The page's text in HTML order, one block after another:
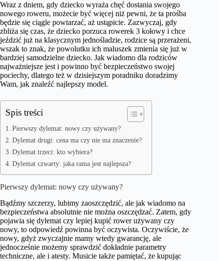
Wraz z dniem, gdy dziecko wyraża chęć dostania swojego
nowego roweru, możecie być więcej niż pewni, że ta prośba
będzie się ciągle powtarzać, aż ustąpicie. Zazwyczaj, gdy
zbliża się czas, że dziecko porzuca rowerek 3 kołowy i chce
jeździć już na klasycznym jednośladzie, rodzice są przerażeni,
wszak to znak, że powolutku ich maluszek zmienia się już w
bardziej samodzielne dziecko. Jak wiadomo dla rodziców
najważniejsze jest i powinno być bezpieczeństwo swojej
pociechy, dlatego też w dzisiejszym poradniku doradzimy
Wam, jak znaleźć najlepszy model.
Spis treści
Pierwszy dylemat: nowy czy używany?
Dylemat drugi: cena ma czy nie ma znaczenie?
Dylemat trzeci: kto wybiera?
Dylemat czwarty: jaka rama jest najlepsza?
Pierwszy dylemat: nowy czy używany?
Bądźmy szczerzy, lubimy zaoszczędzić, ale jak wiadomo na
bezpieczeństwa absolutnie nie można oszczędzać. Zatem, gdy
pojawia się dylemat czy lepiej kupić rower używany czy
nowy, to odpowiedź powinna być oczywista. Oczywiście, że
nowy, gdyż zwyczajnie mamy wtedy gwarancję, ale
jednocześnie możemy sprawdzić dokładnie parametry
techniczne, ale i atesty. Musicie także pamiętać, że kupując